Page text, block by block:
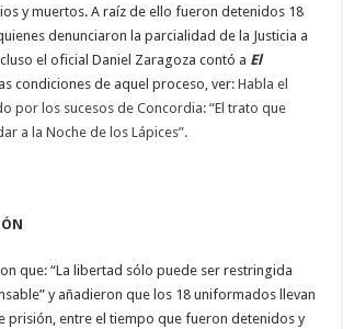
y muertos. A raíz de ello fueron detenidos 18
denunciaron la parcialidad de la Justicia a
el oficial Daniel Zaragoza contó a El
las condiciones de aquel proceso, ver:Habla el
por los sucesos de Concordia: “El trato que
a la Noche de los Lápices”.
que: “La libertad sólo puede ser restringida
y añadieron que los 18 uniformados llevan
prisión, entre el tiempo que fueron detenidos y